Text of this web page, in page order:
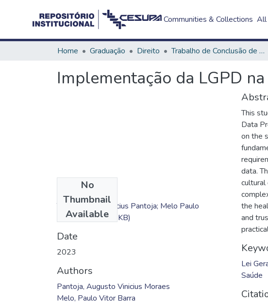
Communities & Collections All
Home Graduação Direito Trabalho de Conclusão de Curso - TCC
Implementação da LGPD
No
Thumbnail
Available
TC - Augusto Vinícius Pantoja; Melo Paulo
Vitor.pdf(294.15 KB)
Date
2023
Authors
Pantoja, Augusto Vinicius Moraes
Melo, Paulo Vitor Barra
This
Data
on the
data.
cultural
the
and
Lei
Saúde